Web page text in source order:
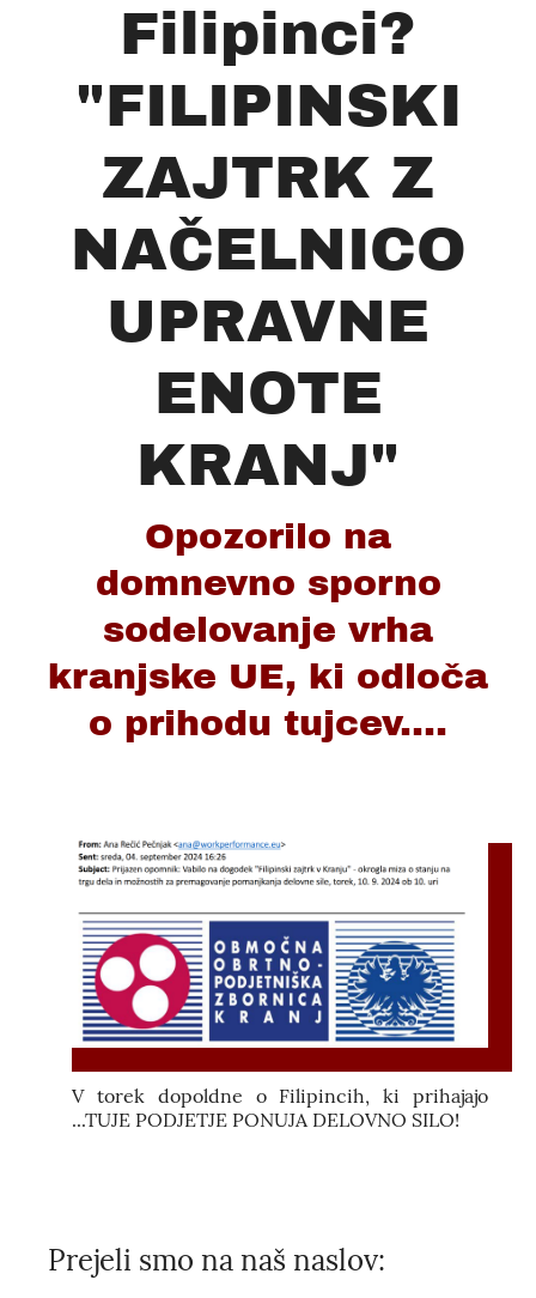
Filipinci?
"FILIPINSKI
ZAJTRK Z
NAČELNICO
UPRAVNE
ENOTE
KRANJ"
Opozorilo na
domnevno sporno
sodelovanje vrha
kranjske UE, ki odloča
o prihodu tujcev....
V torek dopoldne o Filipincih, ki prihajajo
...TUJE PODJETJE PONUJA DELOVNO SILO!
Prejeli smo na naš naslov: